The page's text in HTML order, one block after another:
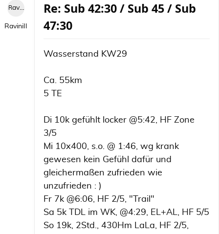
RaviniII
RaviniII
Re: Sub 42:30 / Sub 45 / Sub
47:30
Wasserstand KW29
Ca. 55km
5 TE
Di 10k gefühlt locker @5:42, HF Zone
3/5
Mi 10x400, s.o. @ 1:46, wg krank
gewesen kein Gefühl dafür und
gleichermaßen zufrieden wie
unzufrieden : )
Fr 7k @6:06, HF 2/5, "Trail"
Sa 5k TDL im WK, @4:29, EL+AL, HF 5/5
So 19k, 2Std., 430Hm LaLa, HF 2/5,